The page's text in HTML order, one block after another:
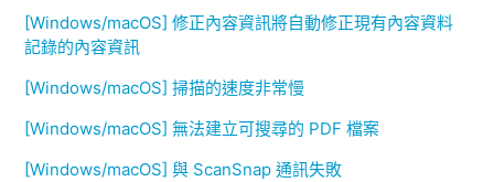
[Windows/macOS] 修正內容資訊將自動修正現有內容資料
記錄的內容資訊
[Windows/macOS] 掃描的速度非常慢
[Windows/macOS] 無法建立可搜尋的 PDF 檔案
[Windows/macOS] 與 ScanSnap 通訊失敗